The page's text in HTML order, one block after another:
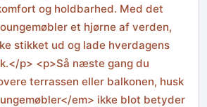
og holdbarhed. Med det
et hjørne af verden,
stikket ud og lade hverdagens
p> <p>Så næste gang du
terrassen eller balkonen, husk
em> ikke blot betyder